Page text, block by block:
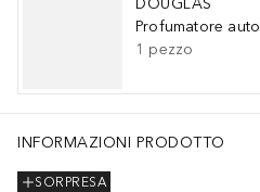
DOUGLAS
Profumatore auto
1 pezzo
INFORMAZIONI PRODOTTO
SORPRESA